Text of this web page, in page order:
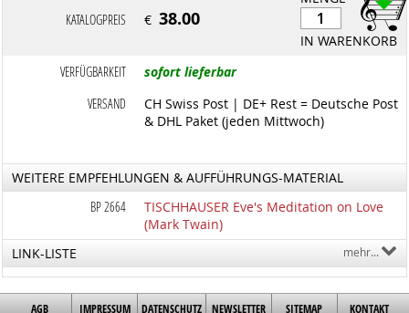
IN WARENKORB
KATALOGPREIS €38.00
VERFÜGBARKEIT
sofort lieferbar
VERSAND
CH Swiss Post | DE+ Rest = Deutsche Post
& DHL Paket (jeden Mittwoch)
WEITERE EMPFEHLUNGEN & AUFFÜHRUNGS-MATERIAL
BP 2664
TISCHHAUSER Eve's Meditation on Love
(Mark Twain)
LINK-LISTE
mehr...
AGB IMPRESSUM DATENSCHUTZ NEWSLETTER SITEMAP KONTAKT